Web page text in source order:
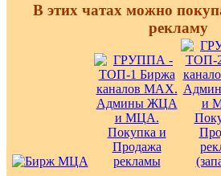
В этих чатах можно
рекламу